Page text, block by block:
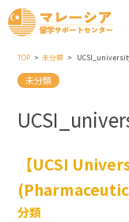
TOP 未分類
未分類
【UCSI
分類